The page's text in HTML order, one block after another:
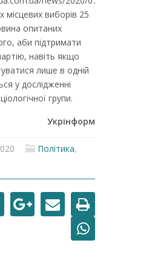
виборів 25
опитаних
аби підтримати
навіть якщо
лише в одній
у дослідженні
групи.
Укрінформ
Політика,